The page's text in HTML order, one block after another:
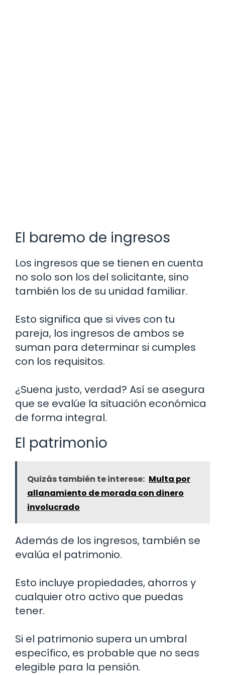
El baremo de ingresos
Los ingresos que se tienen en cuenta
no solo son los del solicitante, sino
también los de su unidad familiar.
Esto significa que si vives con tu
pareja, los ingresos de ambos se
suman para determinar si cumples
con los requisitos.
¿Suena justo, verdad? Así se asegura
que se evalúe la situación económica
de forma integral.
El patrimonio
Quizás también te interese: Multa por
allanamiento de morada con dinero
involucrado
Además de los ingresos, también se
evalúa el patrimonio.
Esto incluye propiedades, ahorros y
cualquier otro activo que puedas
tener.
Si el patrimonio supera un umbral
específico, es probable que no seas
elegible para la pensión.